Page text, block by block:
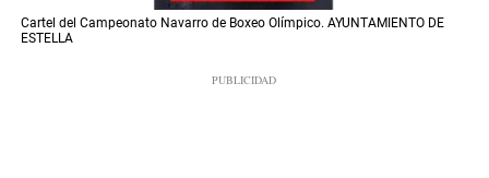
Cartel del Campeonato Navarro de Boxeo Olímpico. AYUNTAMIENTO DE
ESTELLA